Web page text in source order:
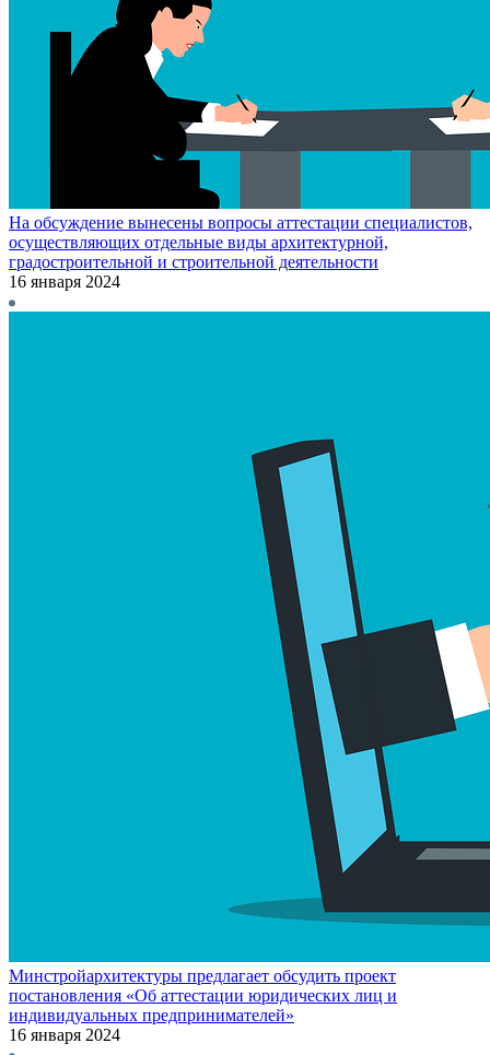
На обсуждение вынесены вопросы аттестации специалистов,
осуществляющих отдельные виды архитектурной,
градостроительной и строительной деятельности
16 января 2024
Минстройархитектуры предлагает обсудить проект
постановления «Об аттестации юридических лиц и
индивидуальных предпринимателей»
16 января 2024